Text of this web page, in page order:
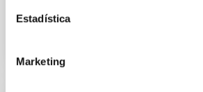
Estadística
Marketing